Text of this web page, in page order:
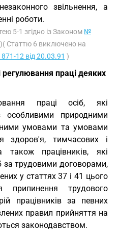
звільнення, а
роботи.
5-1 згідно із Законом №
Статтю 6 виключено на
12 від 20.03.91 )
регулювання праці деяких
праці осіб, які
природними
умовами та умовами
здоров'я, тимчасових і
також працівників, які
за трудовими договорами,
у статтях 37 і 41 цього
припинення трудового
працівників за певних
правил прийняття на
законодавством.